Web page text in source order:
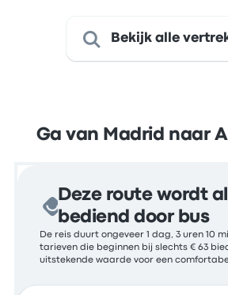
Bekijk alle
Ga van Madrid naar
Deze route wordt
bediend door bus
De reis duurt ongeveer 1 dag, 3 uren 10
tarieven die beginnen bij slechts € 63
uitstekende waarde voor een